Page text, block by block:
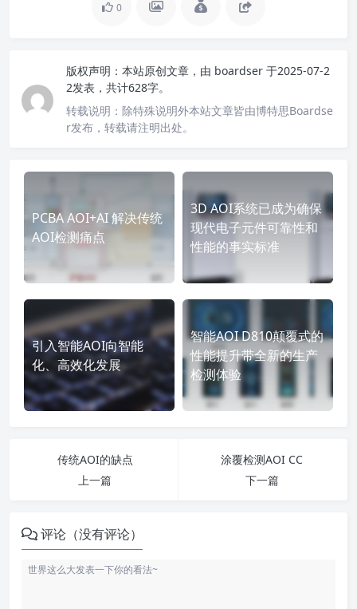
0
版权声明： 本站原创文章，由 boardser 于2025-07-2
2发表，共计628字。
转载说明： 除特殊说明外本站文章皆由博特思Boardse
r发布，转载请注明出处。
PCBA AOI+AI 解决传统
AOI检测痛点
3D AOI系统已成为确保
现代电子元件可靠性和
性能的事实标准
引入智能AOI向智能
化、高效化发展
智能AOI D810颠覆式的
性能提升带全新的生产
检测体验
传统AOI的缺点
上一篇
涂覆检测AOI CC
下一篇
评论（没有评论）